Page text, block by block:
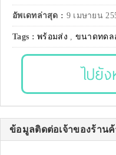
อัพเดทล่าสุด : 9 เมษายน
Tags :พร้อมส่ง , ขนาดทดล
ไปยั
ข้อมูลติดต่อเจ้าของร้าน